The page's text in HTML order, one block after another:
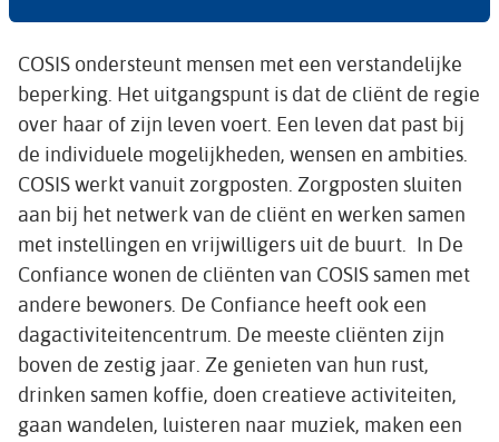
COSIS ondersteunt mensen met een verstandelijke
beperking. Het uitgangspunt is dat de cliënt de regie
over haar of zijn leven voert. Een leven dat past bij
de individuele mogelijkheden, wensen en ambities.
COSIS werkt vanuit zorgposten. Zorgposten sluiten
aan bij het netwerk van de cliënt en werken samen
met instellingen en vrijwilligers uit de buurt. In De
Confiance wonen de cliënten van COSIS samen met
andere bewoners. De Confiance heeft ook een
dagactiviteitencentrum. De meeste cliënten zijn
boven de zestig jaar. Ze genieten van hun rust,
drinken samen koffie, doen creatieve activiteiten,
gaan wandelen, luisteren naar muziek, maken een